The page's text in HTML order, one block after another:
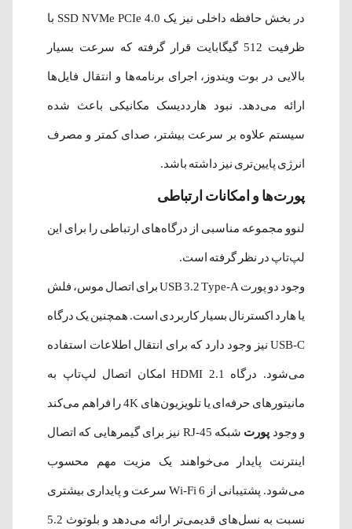
در بخش حافظه داخلی نیز یک SSD NVMe PCIe 4.0 با
ظرفیت 512 گیگابایت قرار گرفته که سرعت بسیار
بالایی در بوت ویندوز، اجرای برنامه‌ها و انتقال فایل‌ها
ارائه می‌دهد. نبود هارددیسک مکانیکی باعث شده
سیستم علاوه بر سرعت بیشتر، صدای کمتر و مصرف
انرژی پایین‌تری نیز داشته باشد.
پورت‌ها و امکانات ارتباطی
لنوو مجموعه مناسبی از درگاه‌های ارتباطی را برای این
لپ‌تاپ در نظر گرفته است.
وجود دو پورت USB 3.2 Type-A برای اتصال موس، فلش
یا هارد اکسترنال بسیار کاربردی است. همچنین یک درگاه
USB-C نیز وجود دارد که برای انتقال اطلاعات استفاده
می‌شود. درگاه HDMI 2.1 امکان اتصال لپ‌تاپ به
مانیتورهای حرفه‌ای یا تلویزیون‌های 4K را فراهم می‌کند
و وجود پورت شبکه RJ-45 نیز برای گیمرهایی که اتصال
اینترنت پایدار می‌خواهند یک مزیت مهم محسوب
می‌شود. پشتیبانی از Wi-Fi 6 سرعت و پایداری بیشتری
نسبت به نسل‌های قدیمی‌تر ارائه می‌دهد و بلوتوث 5.2